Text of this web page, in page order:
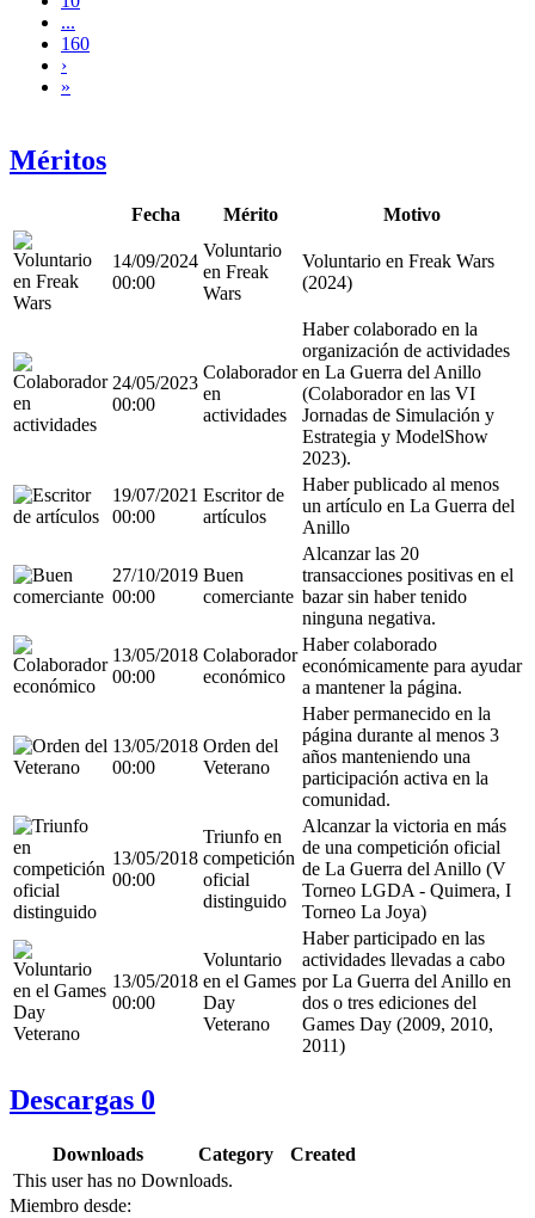
...
160
›
»
Méritos
Fecha Mérito Motivo
14/09/2024
00:00
Voluntario
en Freak
Wars
Voluntario en Freak Wars
(2024)
24/05/2023
00:00
Colaborador
en
actividades
Haber colaborado en la
organización de actividades
en La Guerra del Anillo
(Colaborador en las VI
Jornadas de Simulación y
Estrategia y ModelShow
2023).
19/07/2021
00:00
Escritor de
artículos
Haber publicado al menos
un artículo en La Guerra del
Anillo
27/10/2019
00:00
Buen
comerciante
Alcanzar las 20
transacciones positivas en el
bazar sin haber tenido
ninguna negativa.
13/05/2018
00:00
Colaborador
económico
Haber colaborado
económicamente para ayudar
a mantener la página.
13/05/2018
00:00
Orden del
Veterano
Haber permanecido en la
página durante al menos 3
años manteniendo una
participación activa en la
comunidad.
13/05/2018
00:00
Triunfo en
competición
oficial
distinguido
Alcanzar la victoria en más
de una competición oficial
de La Guerra del Anillo (V
Torneo LGDA - Quimera, I
Torneo La Joya)
13/05/2018
00:00
Voluntario
en el Games
Day
Veterano
Haber participado en las
actividades llevadas a cabo
por La Guerra del Anillo en
dos o tres ediciones del
Games Day (2009, 2010,
2011)
Descargas 0
Downloads Category
Created
This user has no Downloads.
Miembro desde: